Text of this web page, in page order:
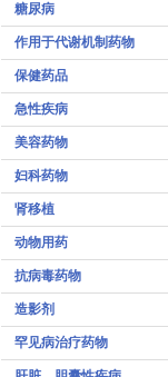
糖尿病
作用于代谢机制药物
保健药品
急性疾病
美容药物
妇科药物
肾移植
动物用药
抗病毒药物
造影剂
罕见病治疗药物